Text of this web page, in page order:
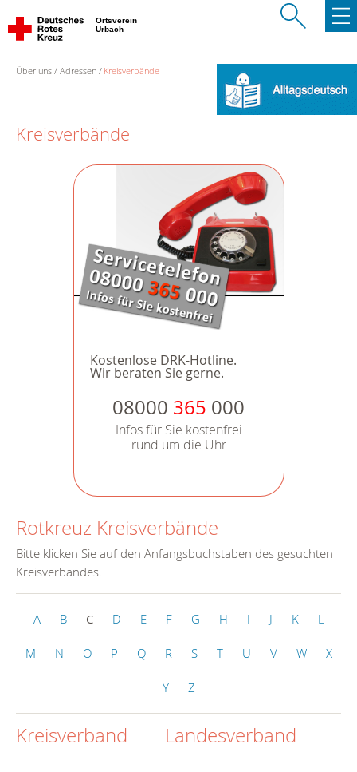
Ortsverein
Urbach
Über uns Adressen Kreisverbände
Kreisverbände
Kostenlose DRK-Hotline.
Wir beraten Sie gerne.
08000 365 000
Infos für Sie kostenfrei
rund um die Uhr
Rotkreuz Kreisverbände
Bitte klicken Sie auf den Anfangsbuchstaben des gesuchten
Kreisverbandes.
A B C D E F G H I J K L
M N O P Q R S T U V W X
Y Z
Kreisverband Landesverband